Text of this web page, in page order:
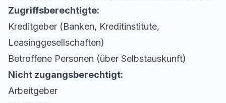
Zugriffsberechtigte:
Kreditgeber (Banken, Kreditinstitute,
Leasinggesellschaften)
Betroffene Personen (über Selbstauskunft)
Nicht zugangsberechtigt:
Arbeitgeber